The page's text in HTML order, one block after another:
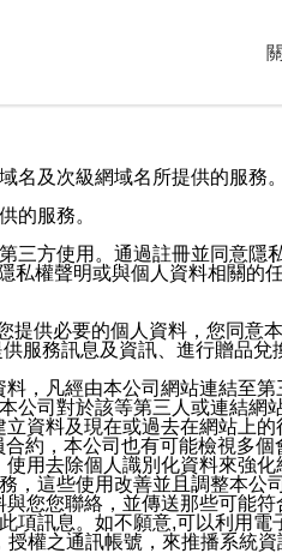
名及次級網域名所提供的服務
的服務。
方使用。通過註冊並同意隱
權聲明或與個人資料相關的
供必要的個人資料，您同意
服務訊息及資訊、進行贈品
，凡經由本公司網站連結至
司對於該等第三人或連結網
資料及現在或過去在網站上
約，本公司也有可能檢視多個
用去除個人識別化資料來強
這些使用改善並且調整本公
您您聯絡，並傳送那些可能
訊息。如不願意,可以利用電
權之通訊帳號，來推播系統